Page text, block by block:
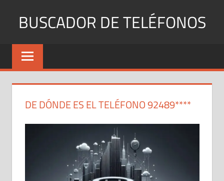
BUSCADOR DE TELÉFONOS
Identifica
Números
y
DE DÓNDE ES EL TELÉFONO 92489****